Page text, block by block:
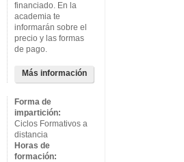
financiado. En la
academia te
informarán sobre el
precio y las formas
de pago.
Más información
Forma de
impartición:
Ciclos Formativos a
distancia
Horas de
formación: